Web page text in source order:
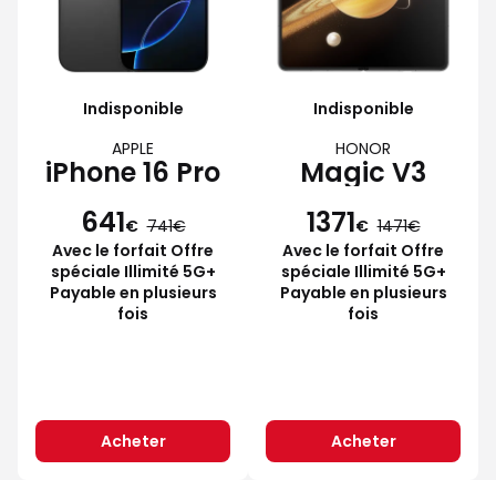
Indisponible
APPLE
iPhone 16 Pro
641€ 741
Avec le forfait Offre
spéciale Illimité 5G+
Payable en plusieurs
fois
Acheter
Indisponible
HONOR
Magic V3
1371€ 1471
Avec le forfait Offre
spéciale Illimité 5G+
Payable en plusieurs
fois
Acheter